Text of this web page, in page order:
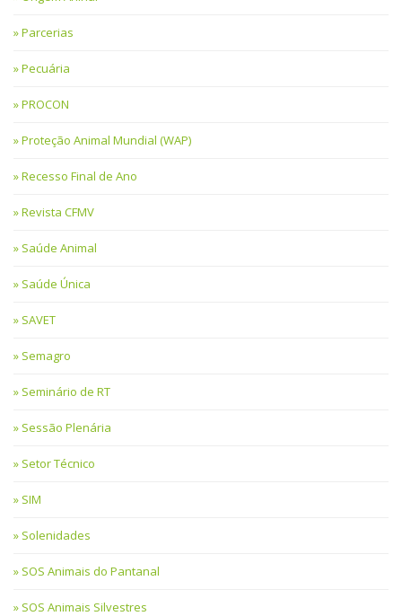
Parcerias
Pecuária
PROCON
Proteção Animal Mundial (WAP)
Recesso Final de Ano
Revista CFMV
Saúde Animal
Saúde Única
SAVET
Semagro
Seminário de RT
Sessão Plenária
Setor Técnico
SIM
Solenidades
SOS Animais do Pantanal
SOS Animais Silvestres